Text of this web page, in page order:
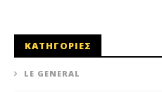
ΚΑΤΗΓΟΡΙΕΣ
LE GENERAL